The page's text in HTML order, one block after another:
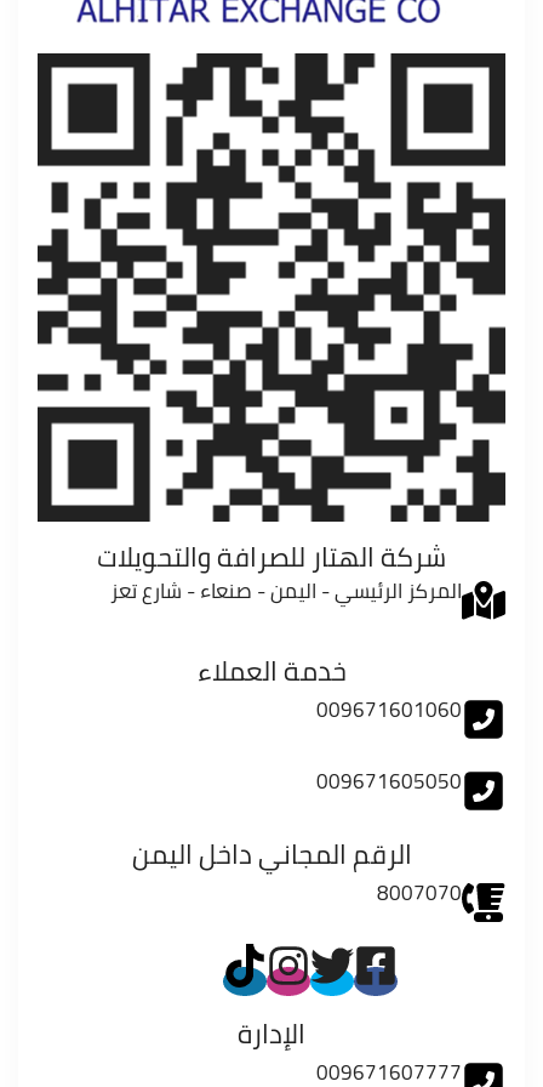
شركة الهتار للصرافة والتحويلات
المركز الرئيسي - اليمن - صنعاء - شارع تعز
خدمة العملاء
009671601060
009671605050
الرقم المجاني داخل اليمن
8007070
الإدارة
009671607777